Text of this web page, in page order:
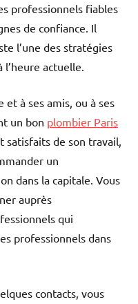
professionnels fiables
de confiance. Il
l’une des stratégies
actuelle.
à ses amis, ou à ses
un bon plombier Paris
satisfaits de son travail,
un
dans la capitale. Vous
auprès
qui
professionnels dans
contacts, vous